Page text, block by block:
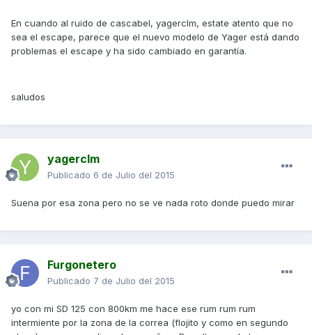
En cuando al ruido de cascabel, yagerclm, estate atento que no
sea el escape, parece que el nuevo modelo de Yager está dando
problemas el escape y ha sido cambiado en garantía.
saludos
yagerclm
Publicado 6 de Julio del 2015
Suena por esa zona pero no se ve nada roto donde puedo mirar
Furgonetero
Publicado 7 de Julio del 2015
yo con mi SD 125 con 800km me hace ese rum rum rum
intermiente por la zona de la correa (flojito y como en segundo